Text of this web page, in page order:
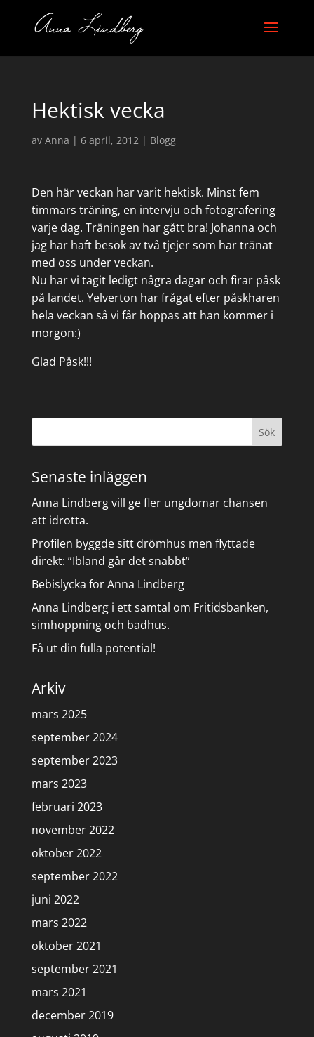
Hektisk vecka
av Anna | 6 april, 2012| Blogg
Den här veckan har varit hektisk. Minst fem
timmars träning, en intervju och fotografering
varje dag. Träningen har gått bra! Johanna och
jag har haft besök av två tjejer som har tränat
med oss under veckan.
Nu har vi tagit ledigt några dagar och firar påsk
på landet. Yelverton har frågat efter påskharen
hela veckan så vi får hoppas att han kommer i
morgon:)
Glad Påsk!!!
Senaste inläggen
Anna Lindberg vill ge fler ungdomar chansen
att idrotta.
Profilen byggde sitt drömhus men flyttade
direkt: ”Ibland går det snabbt”
Bebislycka för Anna Lindberg
Anna Lindberg i ett samtal om Fritidsbanken,
simhoppning och badhus.
Få ut din fulla potential!
Arkiv
mars 2025
september 2024
september 2023
mars 2023
februari 2023
november 2022
oktober 2022
september 2022
juni 2022
mars 2022
oktober 2021
september 2021
mars 2021
december 2019